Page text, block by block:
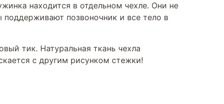
находится в отдельном чехле. Они не
позвоночник и все тело в
тик. Натуральная ткань чехла
с другим рисунком стежки!